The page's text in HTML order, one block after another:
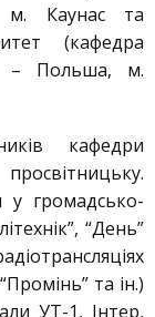
м. Каунас та
(кафедра
– Польша, м.
кафедри
у громадсько-
“День”
та ін.)
УТ-1, Інтер,